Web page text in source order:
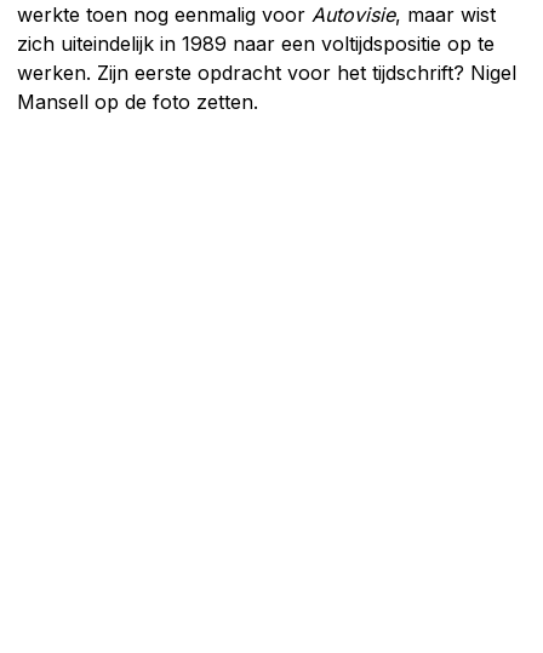
werkte toen nog eenmalig voor Autovisie, maar wist
zich uiteindelijk in 1989 naar een voltijdspositie op te
werken. Zijn eerste opdracht voor het tijdschrift? Nigel
Mansell op de foto zetten.